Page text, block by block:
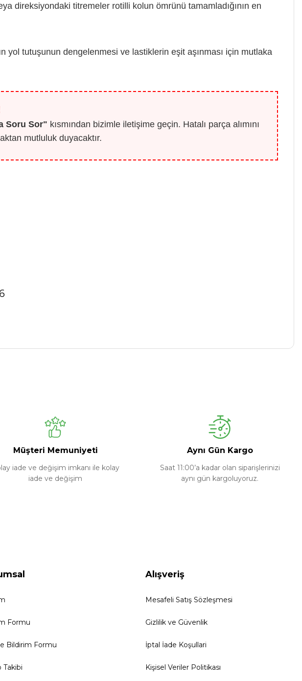
direksiyondaki titremeler rotilli kolun ömrünü tamamladığının en
yol tutuşunun dengelenmesi ve lastiklerin eşit aşınması için mutlaka
Soru Sor" kısmından bizimle iletişime geçin. Hatalı parça alımını
mutluluk duyacaktır.
Müşteri Memuniyeti
iade ve değişim imkanı ile kolay
iade ve değişim
Aynı Gün Kargo
Saat 11:00’a kadar olan siparişlerinizi
aynı gün kargoluyoruz.
Formu
Bildirim Formu
Takibi
Alışveriş
Mesafeli Satış Sözleşmesi
Gizlilik ve Güvenlik
İptal İade Koşullari
Kişisel Veriler Politikası